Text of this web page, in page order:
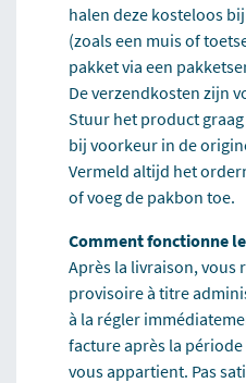
halen deze kosteloos
(zoals een muis of
pakket via een
De verzendkosten zijn
Stuur het product
bij voorkeur in de
Vermeld altijd het
of voeg de pakbon toe.
Comment fonctionne
Après la livraison, vous
provisoire à titre
à la régler
facture après la période
vous appartient. Pas